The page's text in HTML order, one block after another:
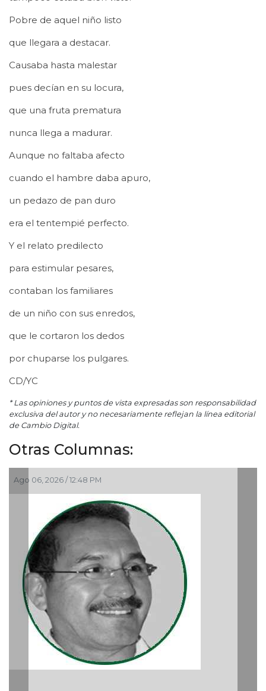
Pobre de aquel niño listo
que llegara a destacar.
Causaba hasta malestar
pues decían en su locura,
que una fruta prematura
nunca llega a madurar.
Aunque no faltaba afecto
cuando el hambre daba apuro,
un pedazo de pan duro
era el tentempié perfecto.
Y el relato predilecto
para estimular pesares,
contaban los familiares
de un niño con sus enredos,
que le cortaron los dedos
por chuparse los pulgares.
CD/YC
* Las opiniones y puntos de vista expresadas son responsabilidad
exclusiva del autor y no necesariamente reflejan la línea editorial
de Cambio Digital.
Otras Columnas:
/ 12:48 PM